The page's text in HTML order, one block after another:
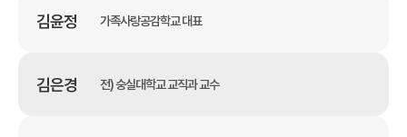
김윤정 가족사랑공감학교 대표
김은경 전) 숭실대학교 교직과 교수